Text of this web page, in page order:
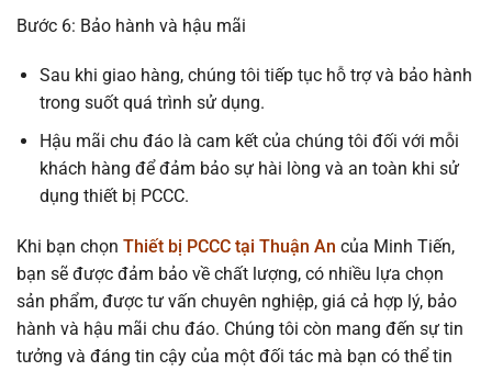
Bước 6: Bảo hành và hậu mãi
Sau khi giao hàng, chúng tôi tiếp tục hỗ trợ và bảo hành
trong suốt quá trình sử dụng.
Hậu mãi chu đáo là cam kết của chúng tôi đối với mỗi
khách hàng để đảm bảo sự hài lòng và an toàn khi sử
dụng thiết bị PCCC.
Khi bạn chọn Thiết bị PCCC tại Thuận An của Minh Tiến,
bạn sẽ được đảm bảo về chất lượng, có nhiều lựa chọn
sản phẩm, được tư vấn chuyên nghiệp, giá cả hợp lý, bảo
hành và hậu mãi chu đáo. Chúng tôi còn mang đến sự tin
tưởng và đáng tin cậy của một đối tác mà bạn có thể tin